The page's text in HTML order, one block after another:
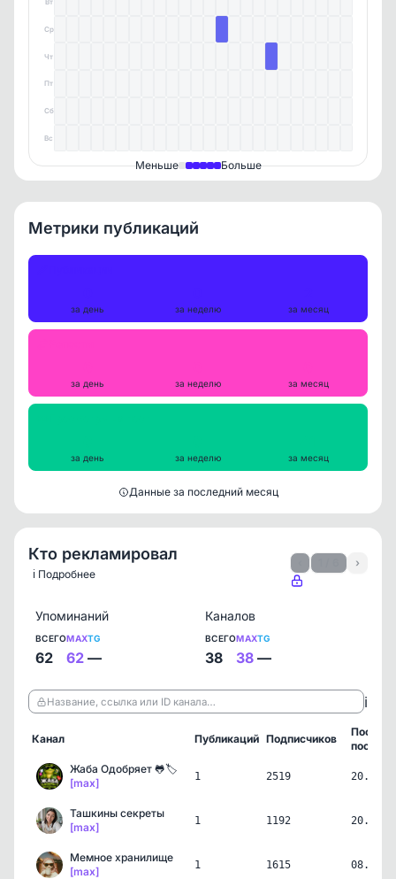
Вт
Ср
Чт
Пт
Сб
Вс
Меньше Больше
Метрики публикаций
за день за неделю за месяц
за день за неделю за месяц
за день за неделю за месяц
Данные за последний месяц
Кто рекламировал
ℹ️ Подробнее
›
Упоминаний
ВСЕГО
62
MAX
62
TG
—
Каналов
ВСЕГО
38
MAX
38
TG
—
Название, ссылка или ID канала… ℹ️
Канал Публикаций Подписчиков
пост
Жаба Одобряет 🐸🏷️
[max]
1 2519
Ташкины секреты
[max]
1 1192
Мемное хранилище
[max]
1 1615